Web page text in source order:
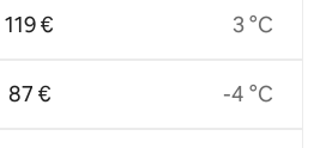
119 €
87 €
3 °C
-4 °C